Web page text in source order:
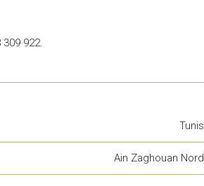
922.
Tunis
Ain Zaghouan Nord